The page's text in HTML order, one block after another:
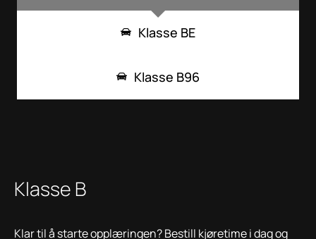
Klasse BE
Klasse B96
Klasse B
Klar til å starte opplæringen? Bestill kjøretime i dag og